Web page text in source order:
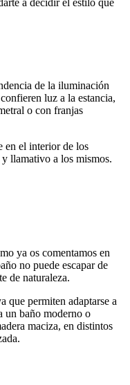
de la iluminación
luz a la estancia,
o con franjas
en el interior de los
llamativo a los mismos.
ya os comentamos en
no puede escapar de
de naturaleza.
que permiten adaptarse a
un baño moderno o
maciza, en distintos